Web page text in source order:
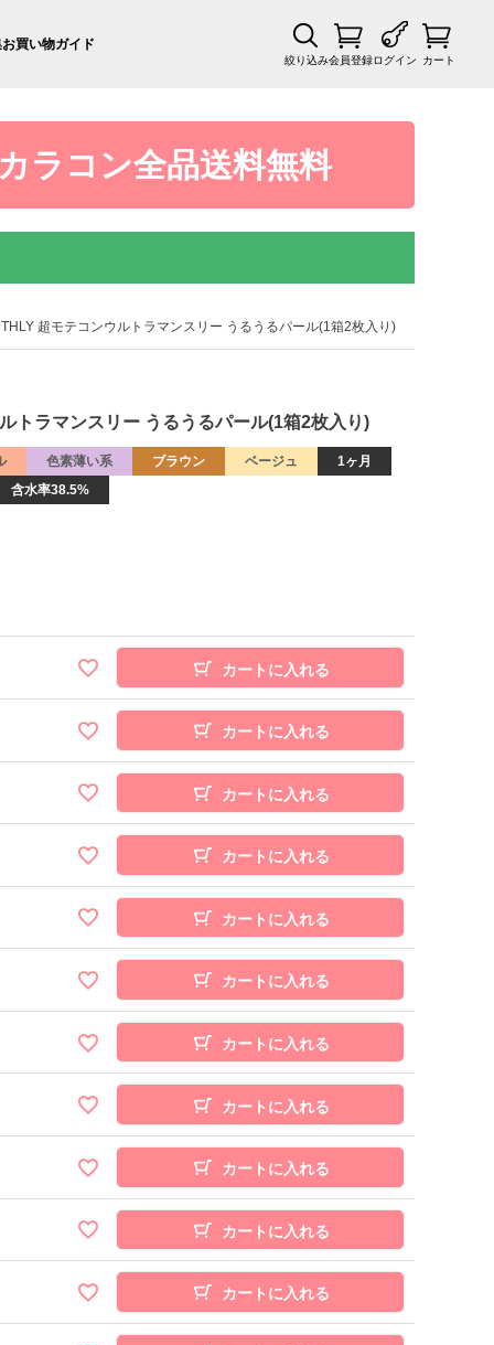
お買い物ガイド
絞り込み会員登録ログイン カート
カラコン全品送料無料
超モテコンウルトラマンスリー うるうるパール(1箱2枚入り)
トラマンスリー うるうるパール(1箱2枚入り)
色素薄い系 ブラウン ベージュ
1ヶ月
含水率38.5%
カートに入れる
カートに入れる
カートに入れる
カートに入れる
カートに入れる
カートに入れる
カートに入れる
カートに入れる
カートに入れる
カートに入れる
カートに入れる